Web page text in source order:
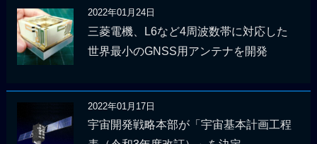
2022年01月24日
三菱電機、L6など4周波数帯に対応した
世界最小のGNSS用アンテナを開発
2022年01月17日
宇宙開発戦略本部が「宇宙基本計画工程